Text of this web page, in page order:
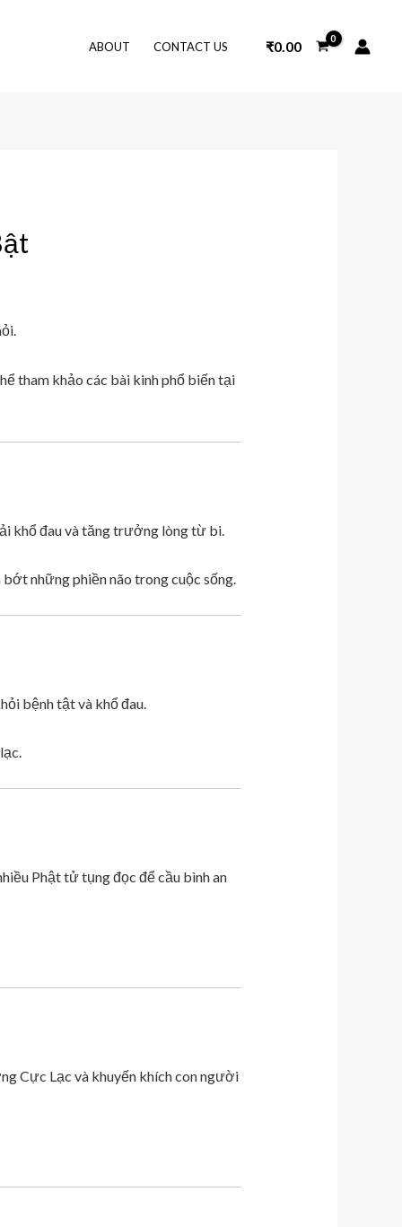
ABOUT CONTACT US ₹0.00
tham khảo các bài kinh phổ biến tại
khổ đau và tăng trưởng lòng từ bi.
những phiền não trong cuộc sống.
bệnh tật và khổ đau.
Phật tử tụng đọc để cầu bình an
Cực Lạc và khuyến khích con người